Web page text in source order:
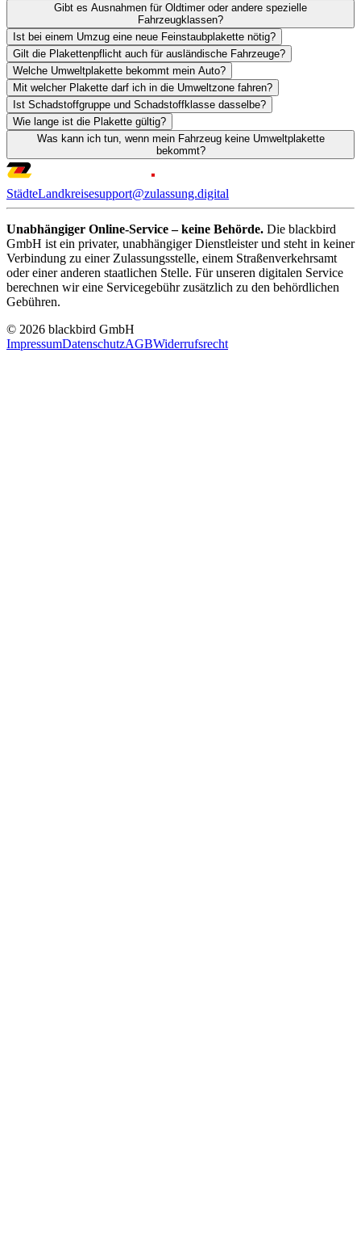
Gibt es Ausnahmen für Oldtimer oder andere spezielle
Fahrzeugklassen?
Ist bei einem Umzug eine neue Feinstaubplakette nötig?
Gilt die Plakettenpflicht auch für ausländische Fahrzeuge?
Welche Umweltplakette bekommt mein Auto?
Mit welcher Plakette darf ich in die Umweltzone fahren?
Ist Schadstoffgruppe und Schadstoffklasse dasselbe?
Wie lange ist die Plakette gültig?
Was kann ich tun, wenn mein Fahrzeug keine Umweltplakette
bekommt?
StädteLandkreisesupport@zulassung.digital
Unabhängiger Online-Service – keine Behörde. Die blackbird
GmbH ist ein privater, unabhängiger Dienstleister und steht in keiner
Verbindung zu einer Zulassungsstelle, einem Straßenverkehrsamt
oder einer anderen staatlichen Stelle. Für unseren digitalen Service
berechnen wir eine Servicegebühr zusätzlich zu den behördlichen
Gebühren.
© 2026 blackbird GmbH
ImpressumDatenschutzAGBWiderrufsrecht